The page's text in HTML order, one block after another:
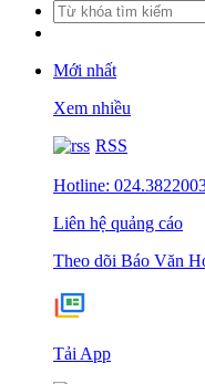
Mới nhất
Xem nhiều
RSS
Hotline:
Liên hệ quảng cáo
Theo dõi Báo Văn
Tải App